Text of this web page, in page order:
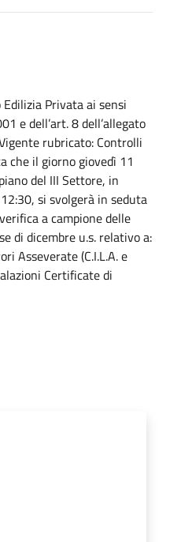
Privata ai sensi
e dell’art. 8 dell’allegato
rubricato: Controlli
che il giorno giovedì 11
del III Settore, in
si svolgerà in seduta
a campione delle
di dicembre u.s. relativo a:
Asseverate (C.I.L.A. e
Certificate di